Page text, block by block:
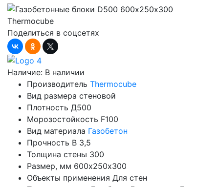
Поделиться в соцсетях
Наличие: В наличии
Производитель Thermocube
Вид размера стеновой
Плотность Д500
Морозостойкость F100
Вид материала Газобетон
Прочность B 3,5
Толщина стены 300
Размер, мм 600х250х300
Объекты применения Для стен